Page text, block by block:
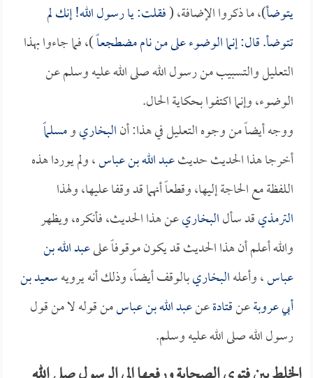
يتوضأ)، ما ذكروا الإضافة، (فقلت: يا رسول الله! إنك لم
تتوضأ. قال: إنما الوضوء على من نام مضطجعاً)، فما جاءوا بهذا
التعليل والتسبيب من رسول الله صلى الله عليه وسلم عن
الوضوء، وإنما اكتفوا بحكاية الحال.
ووجه أيضاً من وجوه التعليل في هذا: أنالبخاريومسلماً
أخرجا هذا الحديث حديثعبد الله بن عباس، ولم يوردا هذه
اللفظة مع الحاجة إليها، وقطعاً أنهما قد وقفا عليها، ولهذا
الترمذيقد سألالبخاريعن هذا الحديث، فأنكره، ويظهر
والله أعلم أن هذا الحديث قد يكون موقوفاً علىعبد الله بن
عباس، وأعلهالبخاريبالوقف أيضاً، وذلك أنه يرويهسعيد بن
أبي عروبةعنقتادةعنعبد الله بن عباسمن قوله لا من قول
رسول الله صلى الله عليه وسلم.